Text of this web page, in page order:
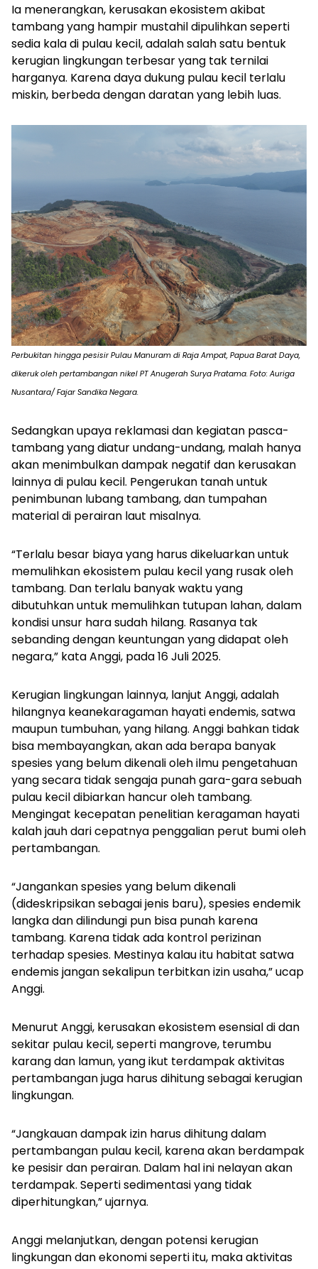
Ia menerangkan, kerusakan ekosistem akibat
tambang yang hampir mustahil dipulihkan seperti
sedia kala di pulau kecil, adalah salah satu bentuk
kerugian lingkungan terbesar yang tak ternilai
harganya. Karena daya dukung pulau kecil terlalu
miskin, berbeda dengan daratan yang lebih luas.
Perbukitan hingga pesisir Pulau Manuram di Raja Ampat, Papua Barat Daya,
dikeruk oleh pertambangan nikel PT Anugerah Surya Pratama. Foto: Auriga
Nusantara/ Fajar Sandika Negara.
Sedangkan upaya reklamasi dan kegiatan pasca-
tambang yang diatur undang-undang, malah hanya
akan menimbulkan dampak negatif dan kerusakan
lainnya di pulau kecil. Pengerukan tanah untuk
penimbunan lubang tambang, dan tumpahan
material di perairan laut misalnya.
“Terlalu besar biaya yang harus dikeluarkan untuk
memulihkan ekosistem pulau kecil yang rusak oleh
tambang. Dan terlalu banyak waktu yang
dibutuhkan untuk memulihkan tutupan lahan, dalam
kondisi unsur hara sudah hilang. Rasanya tak
sebanding dengan keuntungan yang didapat oleh
negara,” kata Anggi, pada 16 Juli 2025.
Kerugian lingkungan lainnya, lanjut Anggi, adalah
hilangnya keanekaragaman hayati endemis, satwa
maupun tumbuhan, yang hilang. Anggi bahkan tidak
bisa membayangkan, akan ada berapa banyak
spesies yang belum dikenali oleh ilmu pengetahuan
yang secara tidak sengaja punah gara-gara sebuah
pulau kecil dibiarkan hancur oleh tambang.
Mengingat kecepatan penelitian keragaman hayati
kalah jauh dari cepatnya penggalian perut bumi oleh
pertambangan.
“Jangankan spesies yang belum dikenali
(dideskripsikan sebagai jenis baru), spesies endemik
langka dan dilindungi pun bisa punah karena
tambang. Karena tidak ada kontrol perizinan
terhadap spesies. Mestinya kalau itu habitat satwa
endemis jangan sekalipun terbitkan izin usaha,” ucap
Anggi.
Menurut Anggi, kerusakan ekosistem esensial di dan
sekitar pulau kecil, seperti mangrove, terumbu
karang dan lamun, yang ikut terdampak aktivitas
pertambangan juga harus dihitung sebagai kerugian
lingkungan.
“Jangkauan dampak izin harus dihitung dalam
pertambangan pulau kecil, karena akan berdampak
ke pesisir dan perairan. Dalam hal ini nelayan akan
terdampak. Seperti sedimentasi yang tidak
diperhitungkan,” ujarnya.
Anggi melanjutkan, dengan potensi kerugian
lingkungan dan ekonomi seperti itu, maka aktivitas